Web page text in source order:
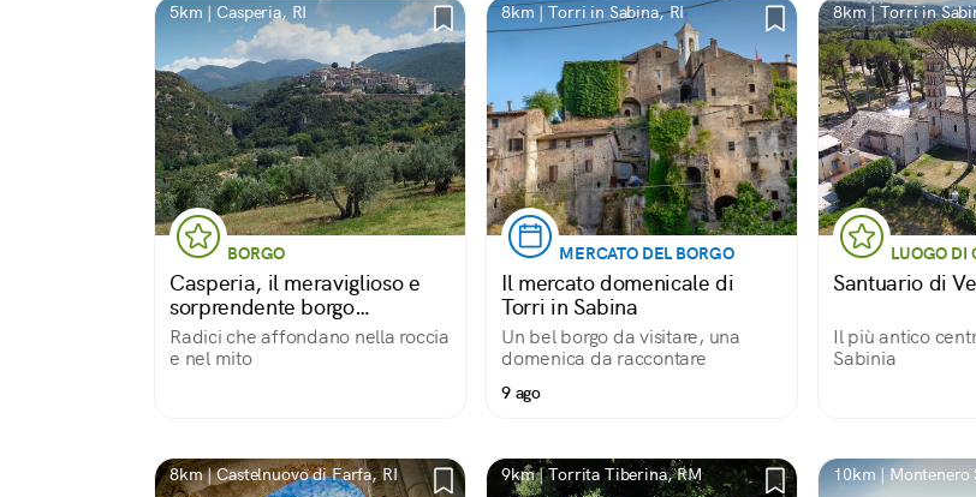
5km | Casperia, RI
BORGO
Casperia, il meraviglioso e
sorprendente borgo
medievale
Radici che affondano nella roccia
e nel mito
8km | Torri in Sabina, RI
MERCATO DEL BORGO
Il mercato domenicale di
Torri in Sabina
Un bel borgo da visitare, una
domenica da raccontare
9 ago
8km | Torri in
LUOGO DI
Santuario di
Il più antico
Sabinia
8km | Castelnuovo di Farfa, RI 9km | Torrita Tiberina, RM 10km | Montenero